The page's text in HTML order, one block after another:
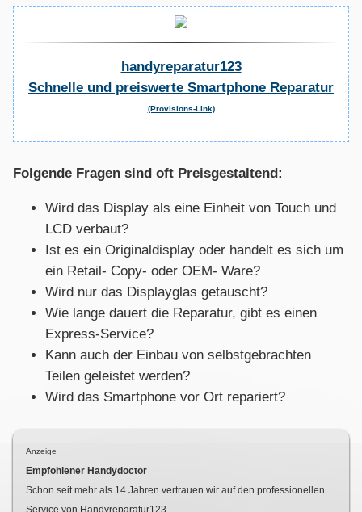
handyreparatur123
Schnelle und preiswerte Smartphone Reparatur
(Provisions-Link)
Folgende Fragen sind oft Preisgestaltend:
Wird das Display als eine Einheit von Touch und
LCD verbaut?
Ist es ein Originaldisplay oder handelt es sich um
ein Retail- Copy- oder OEM- Ware?
Wird nur das Displayglas getauscht?
Wie lange dauert die Reparatur, gibt es einen
Express-Service?
Kann auch der Einbau von selbstgebrachten
Teilen geleistet werden?
Wird das Smartphone vor Ort repariert?
Anzeige
Empfohlener Handydoctor
Schon seit mehr als 14 Jahren vertrauen wir auf den professionellen